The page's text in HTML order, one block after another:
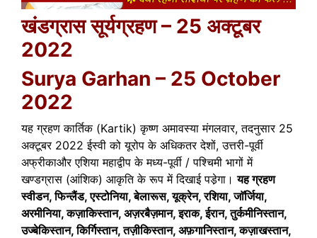
खंडग्रास सूर्यग्रहण – 25 अक्टूबर
2022
Surya Garhan – 25 October
2022
यह ग्रहण कार्तिक (Kartik) कृष्ण अमावस्या मंगलवार, तदनुसार 25
अक्टूबर 2022 ईस्वी को यूरोप के अधिकतर देशों, उत्तरी-पूर्वी
अफ्रीकाऔर एशिया महाद्वीप के मध्य-पूर्वी / पश्चिमी भागों में
खण्डग्रास (आंशिक) आकृति के रूप में दिखाई पडे़गा।यह ग्रहण
स्वीडन, फिन्लैंड, एस्टोनिया, बेलारूस, यूक्रेन, रशिया, जाॅर्जिया,
अरमीनिया, कज़ाकिस्तान, अज़रबैज़मान, इराक, ईरान, तुर्कमीनिस्तान,
उज्बेकिस्तान, किर्गिस्तान, तज़ीकिस्तान, अफ़गानिस्तान, कज़ाखस्तान,